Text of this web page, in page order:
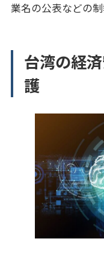
業名の公表などの
台湾の経
護